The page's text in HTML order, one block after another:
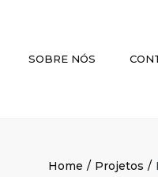
SOBRE NÓS
Home Projetos